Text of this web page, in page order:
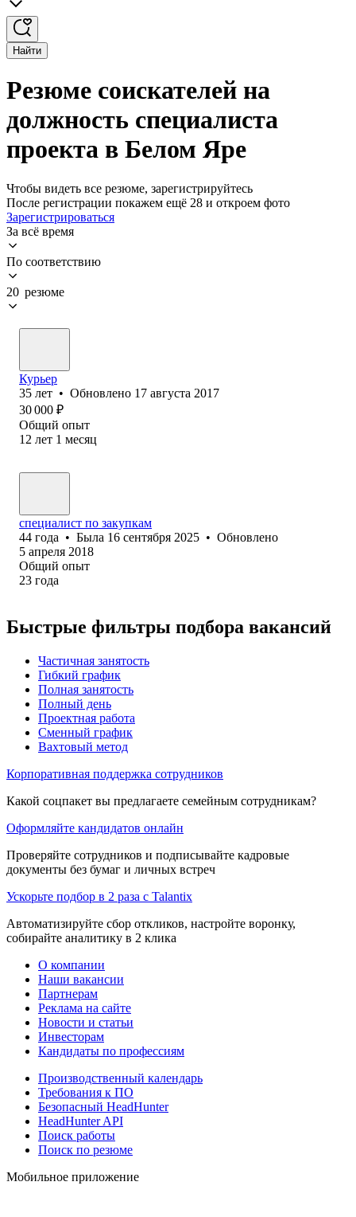
Найти
Резюме соискателей на
должность специалиста
проекта в Белом Яре
Чтобы видеть все резюме, зарегистрируйтесь
После регистрации покажем ещё 28 и откроем фото
Зарегистрироваться
За всё время
По соответствию
20 резюме
Курьер
35 лет • Обновлено 17 августа 2017
30 000 ₽
Общий опыт
12 лет 1 месяц
специалист по закупкам
44 года • Была 16 сентября 2025 • Обновлено
5 апреля 2018
Общий опыт
23 года
Быстрые фильтры подбора вакансий
Частичная занятость
Гибкий график
Полная занятость
Полный день
Проектная работа
Сменный график
Вахтовый метод
Корпоративная поддержка сотрудников
Какой соцпакет вы предлагаете семейным сотрудникам?
Оформляйте кандидатов онлайн
Проверяйте сотрудников и подписывайте кадровые
документы без бумаг и личных встреч
Ускорьте подбор в 2 раза с Talantix
Автоматизируйте сбор откликов, настройте воронку,
собирайте аналитику в 2 клика
О компании
Наши вакансии
Партнерам
Реклама на сайте
Новости и статьи
Инвесторам
Кандидаты по профессиям
Производственный календарь
Требования к ПО
Безопасный HeadHunter
HeadHunter API
Поиск работы
Поиск по резюме
Мобильное приложение